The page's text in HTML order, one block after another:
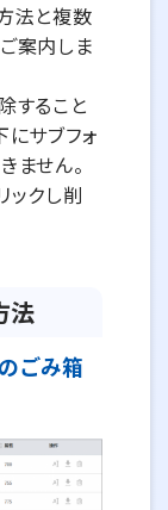
法と複数
案内しま
すること
サブフォ
ません。
ックし削
法
ごみ箱